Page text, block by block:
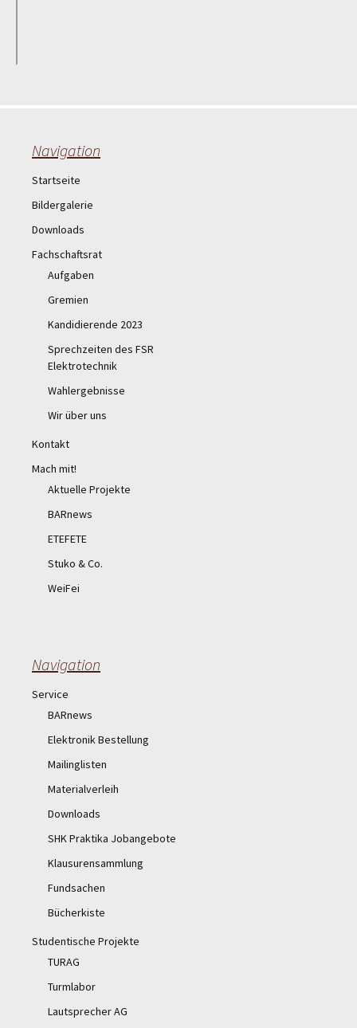
Navigation
Startseite
Bildergalerie
Downloads
Fachschaftsrat
Aufgaben
Gremien
Kandidierende 2023
Sprechzeiten des FSR
Elektrotechnik
Wahlergebnisse
Wir über uns
Kontakt
Mach mit!
Aktuelle Projekte
BARnews
ETEFETE
Stuko & Co.
WeiFei
Navigation
Service
BARnews
Elektronik Bestellung
Mailinglisten
Materialverleih
Downloads
SHK Praktika Jobangebote
Klausurensammlung
Fundsachen
Bücherkiste
Studentische Projekte
TURAG
Turmlabor
Lautsprecher AG